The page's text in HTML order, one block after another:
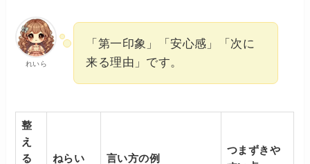
れいら
「第一印象」「安心感」「次に
来る理由」です。
整
え
る
ねらい 言い方の例
つまずきや